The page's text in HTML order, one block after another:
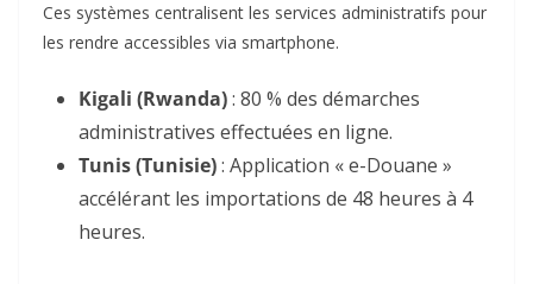
Ces systèmes centralisent les services administratifs pour
les rendre accessibles via smartphone.
Kigali (Rwanda): 80 % des démarches
administratives effectuées en ligne.
Tunis (Tunisie): Application « e-Douane »
accélérant les importations de 48 heures à 4
heures.